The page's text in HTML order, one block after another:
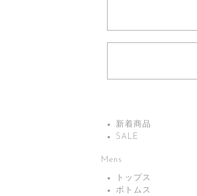
新着商品
SALE
Mens
トップス
ボトムス